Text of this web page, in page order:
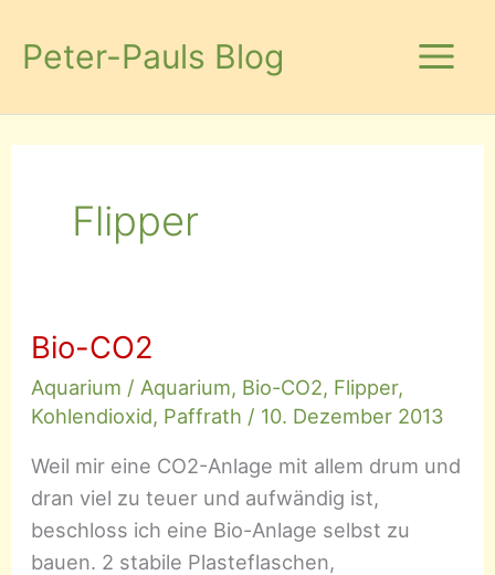
InhaltPeter-Pauls Blog
Flipper
Bio-CO2
Aquarium / Aquarium, Bio-CO2, Flipper,
Kohlendioxid, Paffrath / 10. Dezember 2013
Weil mir eine CO2-Anlage mit allem drum und
dran viel zu teuer und aufwändig ist,
beschloss ich eine Bio-Anlage selbst zu
bauen. 2 stabile Plasteflaschen,